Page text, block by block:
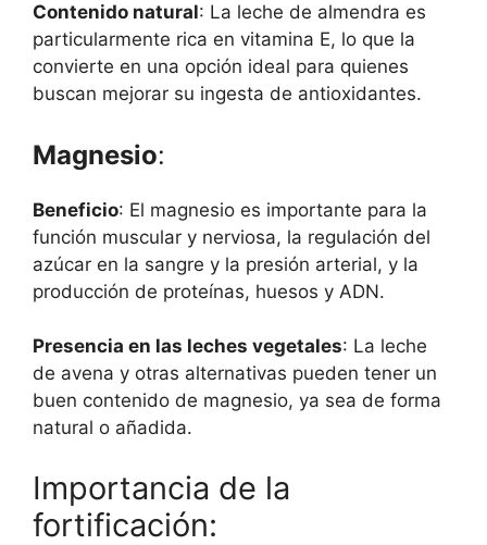
Contenido natural: La leche de almendra es
particularmente rica en vitamina E, lo que la
convierte en una opción ideal para quienes
buscan mejorar su ingesta de antioxidantes.
Magnesio:
Beneficio: El magnesio es importante para la
función muscular y nerviosa, la regulación del
azúcar en la sangre y la presión arterial, y la
producción de proteínas, huesos y ADN.
Presencia en las leches vegetales: La leche
de avena y otras alternativas pueden tener un
buen contenido de magnesio, ya sea de forma
natural o añadida.
Importancia de la
fortificación: